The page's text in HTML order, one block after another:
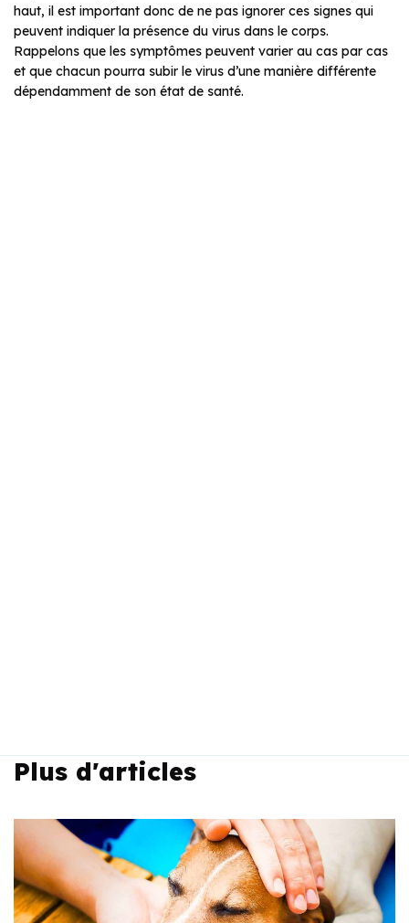
haut, il est important donc de ne pas ignorer ces signes qui
peuvent indiquer la présence du virus dans le corps.
Rappelons que les symptômes peuvent varier au cas par cas
et que chacun pourra subir le virus d’une manière différente
dépendamment de son état de santé.
Plus d'articles